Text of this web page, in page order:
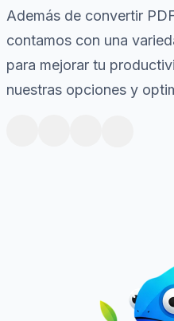
Además de convertir
contamos con una
para mejorar tu
nuestras opciones y